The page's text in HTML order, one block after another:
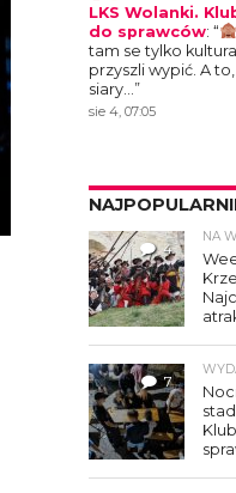
LKS Wolanki.
do sprawców: “
tam se tylko
przyszli wypić. A
siary…”
sie 4, 07:05
4
NA
7